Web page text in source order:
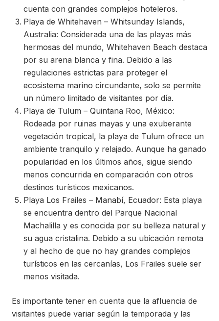
cuenta con grandes complejos hoteleros.
Playa de Whitehaven – Whitsunday Islands,
Australia: Considerada una de las playas más
hermosas del mundo, Whitehaven Beach destaca
por su arena blanca y fina. Debido a las
regulaciones estrictas para proteger el
ecosistema marino circundante, solo se permite
un número limitado de visitantes por día.
Playa de Tulum – Quintana Roo, México:
Rodeada por ruinas mayas y una exuberante
vegetación tropical, la playa de Tulum ofrece un
ambiente tranquilo y relajado. Aunque ha ganado
popularidad en los últimos años, sigue siendo
menos concurrida en comparación con otros
destinos turísticos mexicanos.
Playa Los Frailes – Manabí, Ecuador: Esta playa
se encuentra dentro del Parque Nacional
Machalilla y es conocida por su belleza natural y
su agua cristalina. Debido a su ubicación remota
y al hecho de que no hay grandes complejos
turísticos en las cercanías, Los Frailes suele ser
menos visitada.
Es importante tener en cuenta que la afluencia de
visitantes puede variar según la temporada y las